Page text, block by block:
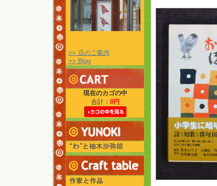
>> 店のご案内
>> Blog
現在のカゴの中
合計： 0円